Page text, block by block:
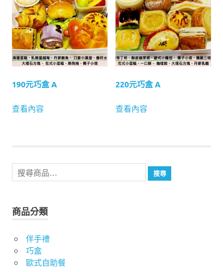
190元巧盒 A
查看內容
220元巧盒 A
查看內容
搜
尋
鍵
字:
搜尋
商品分類
伴手禮
巧盒
歐式自助餐